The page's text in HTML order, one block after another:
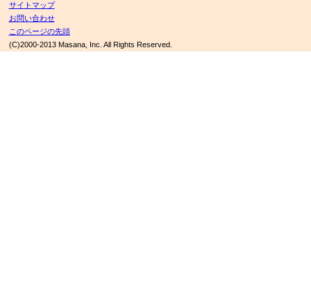
サイトマップ
お問い合わせ
このページの先頭
(C)2000-2013 Masana, Inc. All Rights Reserved.